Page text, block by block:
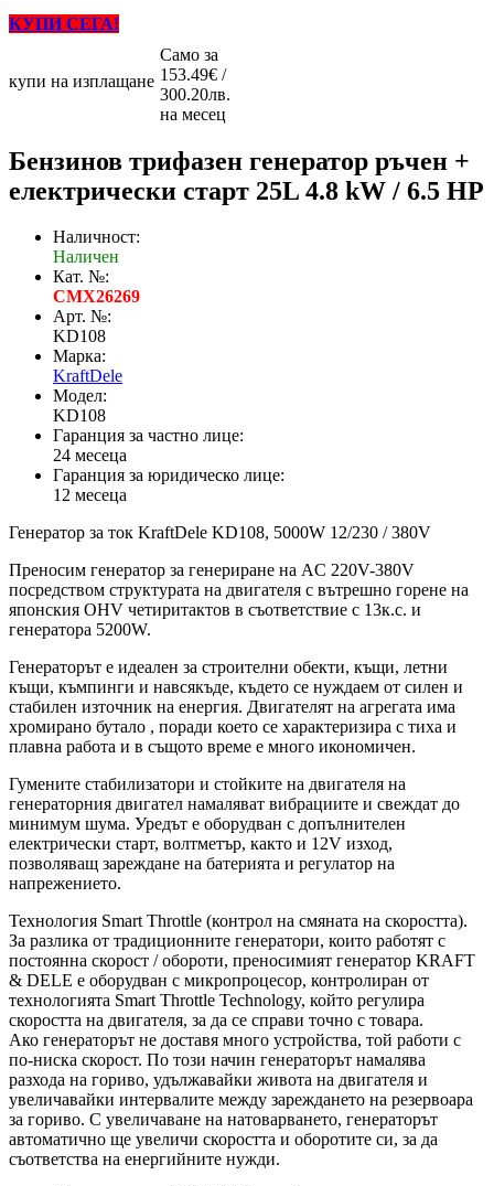
КУПИ СЕГА!
купи на изплащане
Само за
153.49€ /
300.20лв.
на месец
Бензинов трифазен генератор ръчен +
електрически старт 25L 4.8 kW / 6.5 HP
Наличност:
Наличен
Кат. №:
CMX26269
Арт. №:
KD108
Марка:
KraftDele
Модел:
KD108
Гаранция за частно лице:
24 месеца
Гаранция за юридическо лице:
12 месеца
Генератор за ток KraftDele KD108, 5000W 12/230 / 380V
Преносим генератор за генериране на AC 220V-380V
посредством структурата на двигателя с вътрешно горене на
японския OHV четиритактов в съответствие с 13к.с. и
генератора 5200W.
Генераторът е идеален за строителни обекти, къщи, летни
къщи, къмпинги и навсякъде, където се нуждаем от силен и
стабилен източник на енергия. Двигателят на агрегата има
хромирано бутало , поради което се характеризира с тиха и
плавна работа и в същото време е много икономичен.
Гумените стабилизатори и стойките на двигателя на
генераторния двигател намаляват вибрациите и свеждат до
минимум шума. Уредът е оборудван с допълнителен
електрически старт, волтметър, както и 12V изход,
позволяващ зареждане на батерията и регулатор на
напрежението.
Технология Smart Throttle (контрол на смяната на скоростта).
За разлика от традиционните генератори, които работят с
постоянна скорост / обороти, преносимият генератор KRAFT
& DELE е оборудван с микропроцесор, контролиран от
технологията Smart Throttle Technology, който регулира
скоростта на двигателя, за да се справи точно с товара.
Ако генераторът не доставя много устройства, той работи с
по-ниска скорост. По този начин генераторът намалява
разхода на гориво, удължавайки живота на двигателя и
увеличавайки интервалите между зареждането на резервоара
за гориво. С увеличаване на натоварването, генераторът
автоматично ще увеличи скоростта и оборотите си, за да
съответства на енергийните нужди.